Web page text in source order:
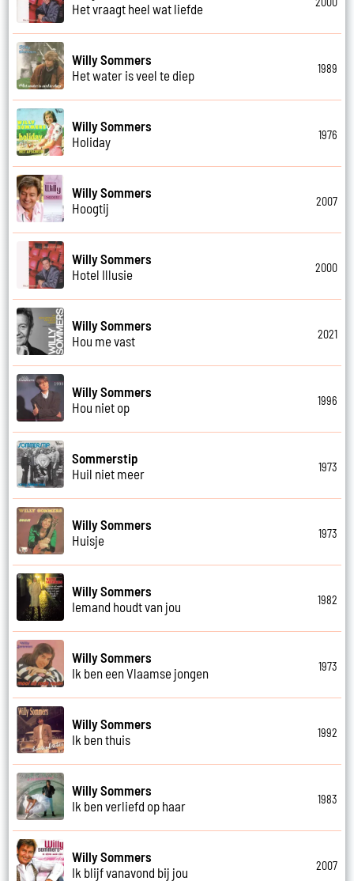
Het vraagt heel wat liefde
Willy Sommers
Het water is veel te diep
1989
Willy Sommers
Holiday
1976
Willy Sommers
Hoogtij
2007
Willy Sommers
Hotel Illusie
2000
Willy Sommers
Hou me vast
2021
Willy Sommers
Hou niet op
1996
Sommerstip
Huil niet meer
1973
Willy Sommers
Huisje
1973
Willy Sommers
Iemand houdt van jou
1982
Willy Sommers
Ik ben een Vlaamse jongen
1973
Willy Sommers
Ik ben thuis
1992
Willy Sommers
Ik ben verliefd op haar
1983
Willy Sommers
Ik blijf vanavond bij jou
2007